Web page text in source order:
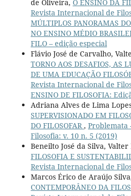
de Oliveira, O ENSINO DA
Revista Internacional de
MÚLTIPLOS PANORAMAS
NO ENSINO MÉDIO
FILO – edição especial
Flávio José de Carvalho,
TORNO AOS DESAFIOS, AS
DE UMA EDUCAÇÃO
Revista Internacional de
ENSINO DE FILOSOFIA:
Adriana Alves de Lima
SUPERVISIONADO EM
DO FILOSOFAR, Problemata
Filosofia: v. 10 n. 5 (2019)
Beneilto José da Silva,
FILOSOFIA E
Revista Internacional de
Marcos Érico de Araújo
CONTEMPORÂNEO DA